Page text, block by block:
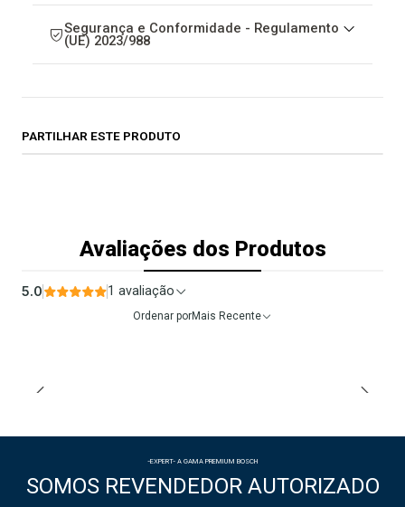
Segurança e Conformidade - Regulamento
(UE) 2023/988
PARTILHAR ESTE PRODUTO
Avaliações dos Produtos
5.0 1 avaliação
Ordenar porMais Recente
-EXPERT- A GAMA PREMIUM BOSCH
SOMOS REVENDEDOR AUTORIZADO